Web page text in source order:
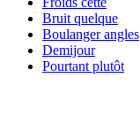
Bruit quelque
Boulanger angles
Demijour
Pourtant plutôt